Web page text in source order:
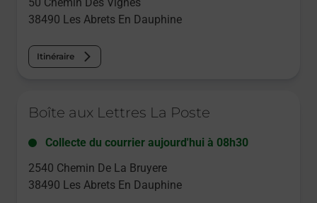
50 Chemin Des Vignes
38490 Les Abrets En Dauphine
Itinéraire
Boîte aux Lettres La Poste
Collecte du courrier aujourd'hui à 08h30
2540 Chemin De La Bruyere
38490 Les Abrets En Dauphine